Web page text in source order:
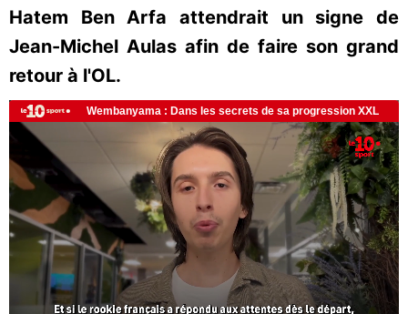
Hatem Ben Arfa attendrait un signe de
Jean-Michel Aulas afin de faire son grand
retour à l'OL.